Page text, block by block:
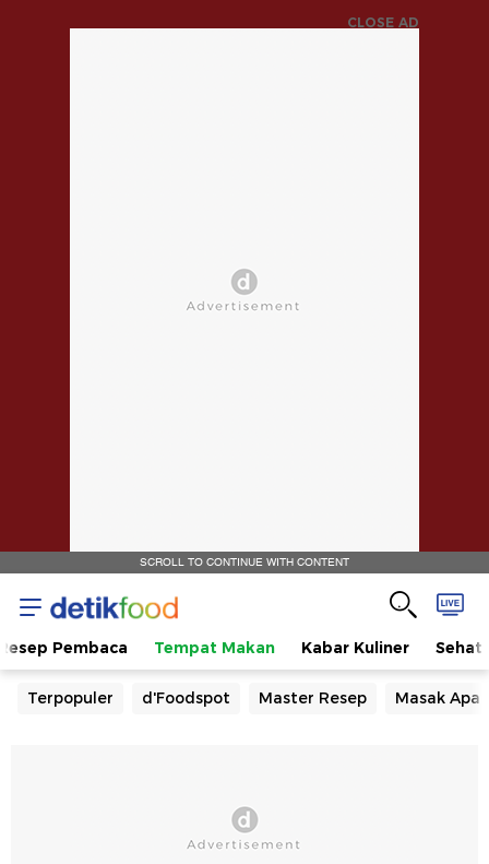
CLOSE AD
SCROLL TO CONTINUE WITH CONTENT
Pembaca Tempat Makan Kabar Kuliner Sehat
Terpopuler d'Foodspot Master Resep Masak Apa